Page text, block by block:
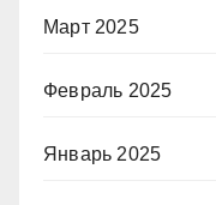
Март 2025
Февраль 2025
Январь 2025